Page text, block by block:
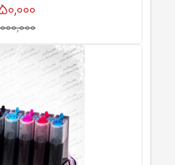
1,000,000